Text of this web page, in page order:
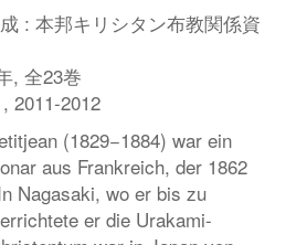
: 本邦キリシタン布教関係資
, 全23巻
2011-2012
(1829−1884) war ein
aus Frankreich, der 1862
Nagasaki, wo er bis zu
er die Urakami-